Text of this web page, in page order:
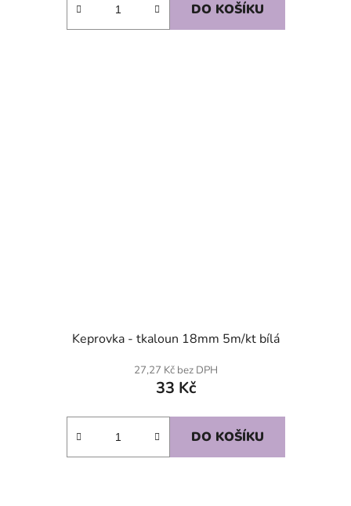
DO KOŠÍKU
Keprovka - tkaloun 18mm 5m/kt bílá
27,27 Kč bez DPH
33 Kč
DO KOŠÍKU